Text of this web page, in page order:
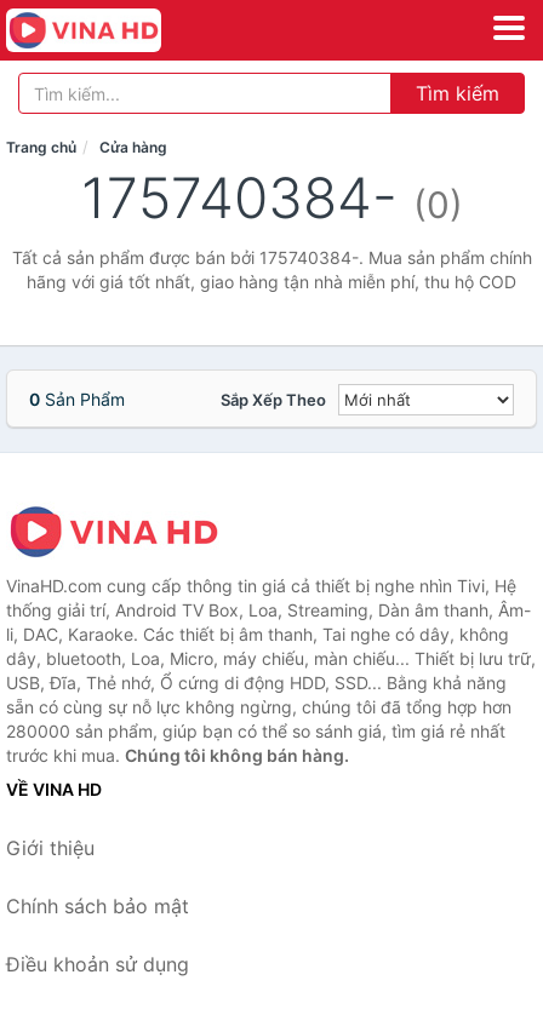
Tìm kiếm
Trang chủ Cửa hàng
175740384- (0)
Tất cả sản phẩm được bán bởi 175740384-. Mua sản phẩm chính
hãng với giá tốt nhất, giao hàng tận nhà miễn phí, thu hộ COD
0 Sản Phẩm Sắp Xếp Theo
VinaHD.com cung cấp thông tin giá cả thiết bị nghe nhìn Tivi, Hệ
thống giải trí, Android TV Box, Loa, Streaming, Dàn âm thanh, Âm-
li, DAC, Karaoke. Các thiết bị âm thanh, Tai nghe có dây, không
dây, bluetooth, Loa, Micro, máy chiếu, màn chiếu... Thiết bị lưu trữ,
USB, Đĩa, Thẻ nhớ, Ổ cứng di động HDD, SSD... Bằng khả năng
sẵn có cùng sự nỗ lực không ngừng, chúng tôi đã tổng hợp hơn
280000 sản phẩm, giúp bạn có thể so sánh giá, tìm giá rẻ nhất
trước khi mua. Chúng tôi không bán hàng.
VỀ VINA HD
Giới thiệu
Chính sách bảo mật
Điều khoản sử dụng